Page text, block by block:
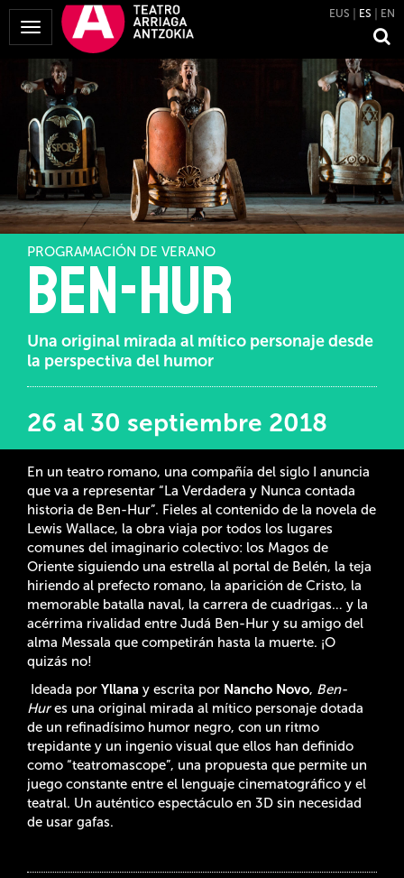
Mostrar
Menú
EUS ES EN
PROGRAMACIÓN DE VERANO
Ben-Hur
Una original mirada al mítico personaje desde
la perspectiva del humor
26 al 30 septiembre 2018
En un teatro romano, una compañía del siglo I anuncia
que va a representar “La Verdadera y Nunca contada
historia de Ben-Hur”. Fieles al contenido de la novela de
Lewis Wallace, la obra viaja por todos los lugares
comunes del imaginario colectivo: los Magos de
Oriente siguiendo una estrella al portal de Belén, la teja
hiriendo al prefecto romano, la aparición de Cristo, la
memorable batalla naval, la carrera de cuadrigas… y la
acérrima rivalidad entre Judá Ben-Hur y su amigo del
alma Messala que competirán hasta la muerte. ¡O
quizás no!
Ideada por Yllana y escrita por Nancho Novo, Ben-
Hures una original mirada al mítico personaje dotada
de un refinadísimo humor negro, con un ritmo
trepidante y un ingenio visual que ellos han definido
como “teatromascope”, una propuesta que permite un
juego constante entre el lenguaje cinematográfico y el
teatral. Un auténtico espectáculo en 3D sin necesidad
de usar gafas.